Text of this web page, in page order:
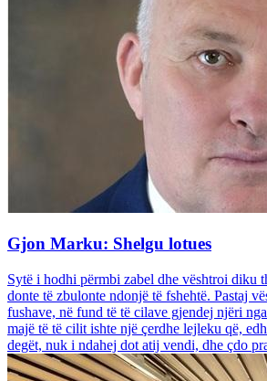
Gjon Marku: Shelgu lotues
Sytë i hodhi përmbi zabel dhe vështroi diku
donte të zbulonte ndonjë të fshehtë. Pastaj
fushave, në fund të të cilave gjendej njëri
majë të të cilit ishte një çerdhe lejleku që,
degët, nuk i ndahej dot atij vendi, dhe çdo